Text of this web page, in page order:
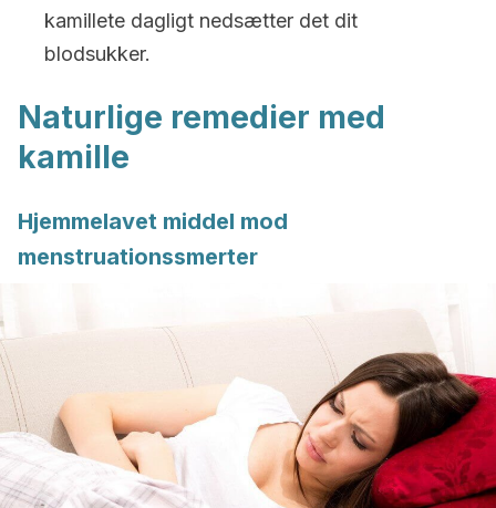
kamillete dagligt nedsætter det dit
blodsukker.
Naturlige remedier med
kamille
Hjemmelavet middel mod
menstruationssmerter